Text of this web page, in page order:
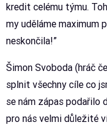
kredit celému týmu.
my uděláme maximum
neskončila!”
Šimon Svoboda (hráč
splnit všechny cíle co
se nám zápas podařilo
pro nás velmi důležité